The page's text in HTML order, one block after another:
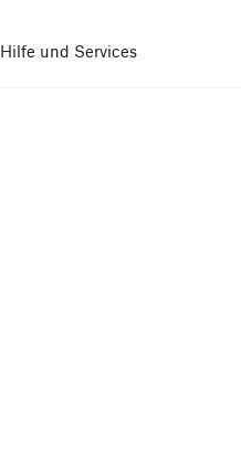
Hilfe und Services